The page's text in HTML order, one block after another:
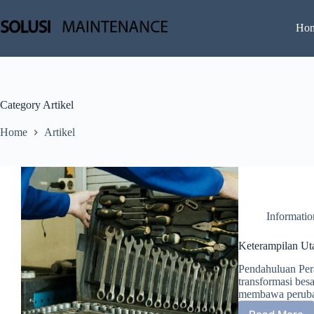
to
content
Category Artikel
Home Artikel
Keterampilan
Pendahuluan
transformasi
membawa